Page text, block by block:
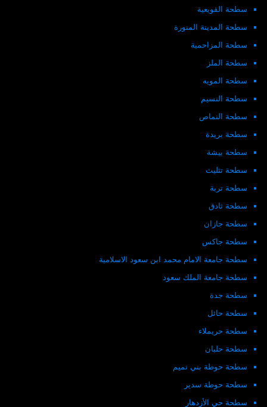
سطحة القويعية
سطحة المدينة المنورة
سطحة المزاحمية
سطحة الملز
سطحة المويه
سطحة النسيم
سطحة النماص
سطحة بريدة
سطحة بيشة
سطحة تثليث
سطحة تربة
سطحة ثادق
سطحة جازان
سطحة جاكس
سطحة جامعة الامام محمد ابن سعود الاسلامية
سطحة جامعة الملك سعود
سطحة جدة
سطحة حائل
سطحة حريملاء
سطحة حلبان
سطحة حوطة بني تميم
سطحة حوطة سدير
سطحة حي الأزدهار